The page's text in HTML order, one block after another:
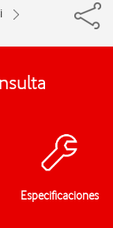
Especificaciones